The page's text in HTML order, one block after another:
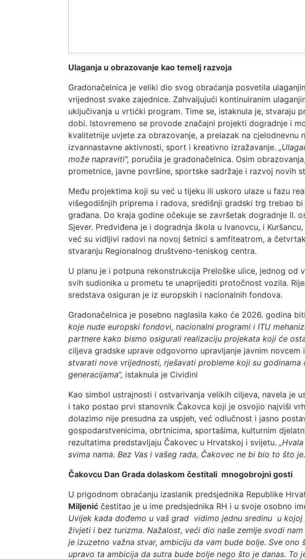
Ulaganja u obrazovanje kao temelj razvoja
Gradonačelnica je veliki dio svog obraćanja posvetila
vrijednost svake zajednice. Zahvaljujući kontinuiranim
uključivanja u vrtićki program. Time se, istaknula je, stvaraju
dobi. Istovremeno se provode značajni projekti dogradnje i
kvalitetnije uvjete za obrazovanje, a prelazak na
izvannastavne aktivnosti, sport i kreativno izražavanje.
može napraviti“, poručila je gradonačelnica. Osim
prometnice, javne površine, sportske sadržaje i razvoj novih
Među projektima koji su već u tijeku ili uskoro ulaze u fazu
višegodišnjih priprema i radova, središnji gradski trg trebao
građana. Do kraja godine očekuje se završetak dogradnje II.
Sjever. Predviđena je i dogradnja škola u Ivanovcu, i
već su vidljivi radovi na novoj šetnici s amfiteatrom, a
stvaranju Regionalnog društveno-teniskog centra.
U planu je i potpuna rekonstrukcija Preloške ulice, jednog
svih sudionika u prometu te unaprijediti protočnost vozila.
sredstava osiguran je iz europskih i nacionalnih fondova.
Gradonačelnica je posebno naglasila kako će 2026. godina
koje nude europski fondovi, nacionalni programi i ITU
partnere kako bismo osigurali realizaciju projekata koji će
ciljeva gradske uprave odgovorno upravljanje javnim
stvarati nove vrijednosti, rješavati probleme koji su
generacijama“, istaknula je Cividini
Kao simbol ustrajnosti i ostvarivanja velikih ciljeva, navela je
i tako postao prvi stanovnik Čakovca koji je osvojio najviši
dolazimo nije presudna za uspjeh, već odlučnost i jasno
gospodarstvenicima, obrtnicima, sportašima, kulturnim
rezultatima predstavljaju Čakovec u Hrvatskoj i svijetu.
svima nama. Bez Vas i vašeg rada, Čakovec ne bi bio to što
Čakovcu Dan Grada dolaskom čestitali mnogobrojni gosti
U prigodnom obraćanju izaslanik predsjednika Republike
Miljenić čestitao je u ime predsjednika RH i u svoje osobno
Uvijek kada dođemo u vaš grad vidimo jednu sredinu u
živjeti i bez turizma. Nažalost, veći dio naše zemlje svodi
je izuzetno važna stvar, ambiciju da vam bude bolje. Sve
upravo ta ambicija da sutra bude bolje nego što je danas.